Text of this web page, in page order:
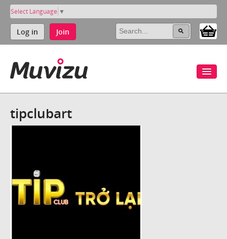
Select Language ▼
Log in Join
tipclubart